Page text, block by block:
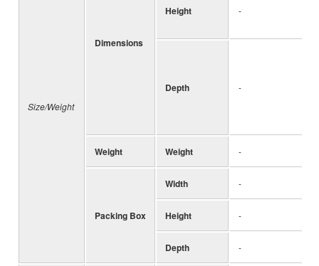
Size/Weight
Dimensions
Height -
Depth -
Weight Weight -
Packing Box
Width -
Height -
Depth -